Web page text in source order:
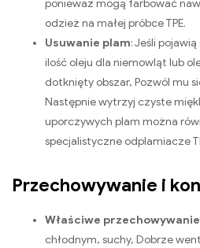
ponieważ mogą farbować
odzież na małej próbce TPE.
Usuwanie plam: Jeśli
ilość oleju dla niemowląt lub
dotknięty obszar, Pozwól mu
Następnie wytrzyj czyste
uporczywych plam można
specjalistyczne odplamiacze
Przechowywanie i
Właściwe przechowywanie
chłodnym, suchy, Dobrze